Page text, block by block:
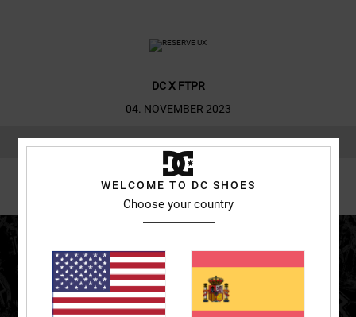
DC X FTPR
04. NOVEMBER 2023
Notificadme
WELCOME TO DC SHOES
Choose your country